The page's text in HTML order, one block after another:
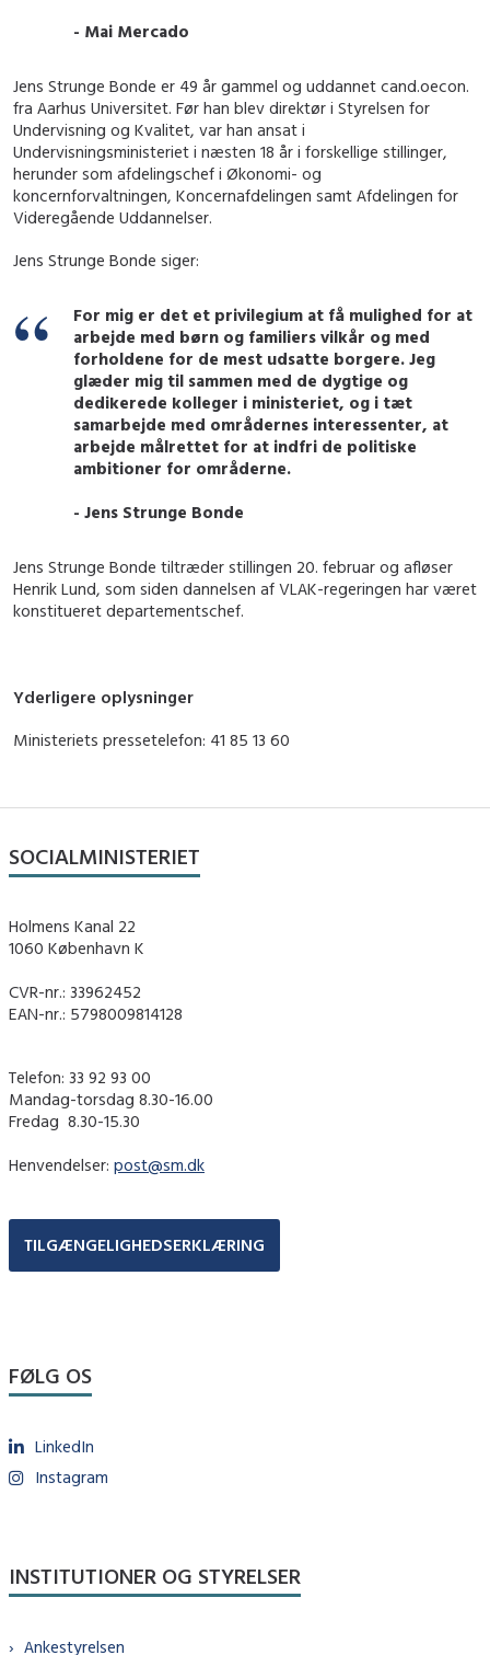
- Mai Mercado
Jens Strunge Bonde er 49 år gammel og uddannet cand.oecon.
fra Aarhus Universitet. Før han blev direktør i Styrelsen for
Undervisning og Kvalitet, var han ansat i
Undervisningsministeriet i næsten 18 år i forskellige stillinger,
herunder som afdelingschef i Økonomi- og
koncernforvaltningen, Koncernafdelingen samt Afdelingen for
Videregående Uddannelser.
Jens Strunge Bonde siger:
For mig er det et privilegium at få mulighed for at
arbejde med børn og familiers vilkår og med
forholdene for de mest udsatte borgere. Jeg
glæder mig til sammen med de dygtige og
dedikerede kolleger i ministeriet, og i tæt
samarbejde med områdernes interessenter, at
arbejde målrettet for at indfri de politiske
ambitioner for områderne.
- Jens Strunge Bonde
Jens Strunge Bonde tiltræder stillingen 20. februar og afløser
Henrik Lund, som siden dannelsen af VLAK-regeringen har været
konstitueret departementschef.
Yderligere oplysninger
Ministeriets pressetelefon: 41 85 13 60
SOCIALMINISTERIET
Holmens Kanal 22
1060 København K
CVR-nr.: 33962452
EAN-nr.: 5798009814128
Telefon: 33 92 93 00
Mandag-torsdag 8.30-16.00
Fredag ​ 8.30-15.30
Henvendelser: post@sm.dk
TILGÆNGELIGHEDSERKLÆRING
FØLG OS
LinkedIn
Instagram
INSTITUTIONER OG STYRELSER
Ankestyrelsen